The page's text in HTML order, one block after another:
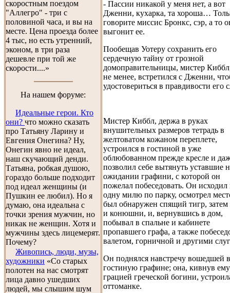
скоростным поездом
"Аллегро" - три с
половиной часа, и вы на
месте. Цена проезда более
4 тыс, но есть утренний,
эконом, в три раза
дешевле при той же
скорости....»
На нашем форуме:
Идеальные герои. Кто
они? что можно сказать
про Татьяну Ларину и
Евгения Онегина? Ну,
Онегин явно не идеал,
наш скучающий денди.
Татьяна, робкая душою,
гораздо больше подходит
под идеал женщины (и
Пушкин ее любил). Но я
думаю, она идеальна с
точки зрения мужчин, но
никак не женщин. Хотя и
мужчины здесь лицемерят.
Почему?
Живопись, люди, музы,
художники «Со старых
полотен на нас смотрят
лица давно ушедших
людей, мы слышим шум
- Пассии никакой у меня нет, а вот
Дженни, кухарка, та хороша…
говорите миссис Бронкс, сэр, а то
выгонит ее.
Пообещав Уотеру сохранить его
сердечную тайну от грозной
домоправительницы, мистер
не менее, встретился с Дженни,
удостовериться в правдивости его
Мистер Киббл, держа в руках
внушительных размеров тетрадь в
желтоватом кожаном переплете,
устроился в гостиной в уже
облюбованном прежде кресле и
позволил себе вытянуть уставшие
ожидании графини, с которой он
пожелал побеседовать. Он исходил
одну милю по парку, осмотрел
был обнаружен спящий тигр, затем
и конюшни, и, вернувшись в дом,
побывал в спальне и кабинете
пропавшего графа, а также
валетом, горничной и другими
Он поднялся навстречу вошедшей в
гостиную графине; она, кивнув
грацией греческой богини,
оттоманке.